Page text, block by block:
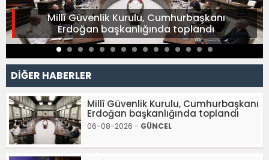
Millî Güvenlik Kurulu, Cumhurbaşkanı
Erdoğan başkanlığında toplandı
DİĞER HABERLER
Millî Güvenlik Kurulu, Cumhurbaşkanı
Erdoğan başkanlığında toplandı
06-08-2026 - GÜNCEL